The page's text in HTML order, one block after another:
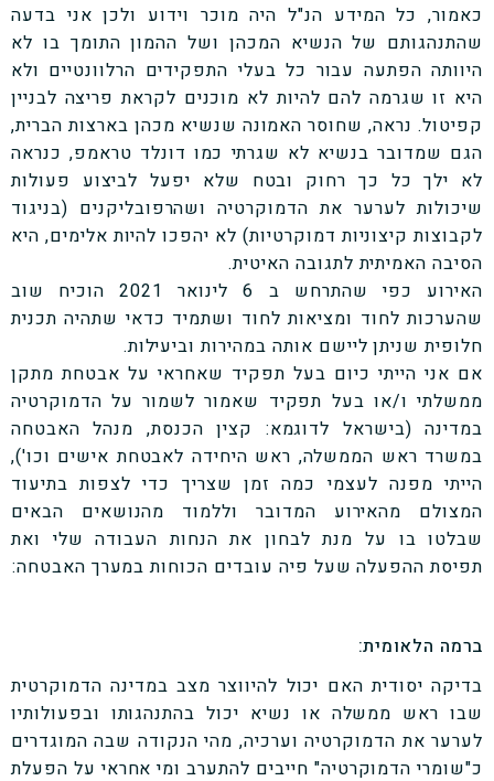
כאמור, כל המידע הנ"ל היה מוכר וידוע ולכן אני בדעה
שהתנהגותם של הנשיא המכהן ושל ההמון התומך בו לא
היוותה הפתעה עבור כל בעלי התפקידים הרלוונטיים ולא
היא זו שגרמה להם להיות לא מוכנים לקראת פריצה לבניין
קפיטול. נראה, שחוסר האמונה שנשיא מכהן בארצות הברית,
הגם שמדובר בנשיא לא שגרתי כמו דונלד טראמפ, כנראה
לא ילך כל כך רחוק ובטח שלא יפעל לביצוע פעולות
שיכולות לערער את הדמוקרטיה ושהרפובליקנים (בניגוד
לקבוצות קיצוניות דמוקרטיות) לא יהפכו להיות אלימים, היא
הסיבה האמיתית לתגובה האיטית.
האירוע כפי שהתרחש ב 6 לינואר 2021 הוכיח שוב
שהערכות לחוד ומציאות לחוד ושתמיד כדאי שתהיה תכנית
חלופית שניתן ליישם אותה במהירות וביעילות.
אם אני הייתי כיום בעל תפקיד שאחראי על אבטחת מתקן
ממשלתי ו/או בעל תפקיד שאמור לשמור על הדמוקרטיה
במדינה (בישראל לדוגמא: קצין הכנסת, מנהל האבטחה
במשרד ראש הממשלה, ראש היחידה לאבטחת אישים וכו'),
הייתי מפנה לעצמי כמה זמן שצריך כדי לצפות בתיעוד
המצולם מהאירוע המדובר וללמוד מהנושאים הבאים
שבלטו בו על מנת לבחון את הנחות העבודה שלי ואת
תפיסת ההפעלה שעל פיה עובדים הכוחות במערך האבטחה:
ברמה הלאומית:
בדיקה יסודית האם יכול להיווצר מצב במדינה הדמוקרטית
שבו ראש ממשלה או נשיא יכול בהתנהגותו ובפעולותיו
לערער את הדמוקרטיה וערכיה, מהי הנקודה שבה המוגדרים
כ"שומרי הדמוקרטיה" חייבים להתערב ומי אחראי על הפעלת